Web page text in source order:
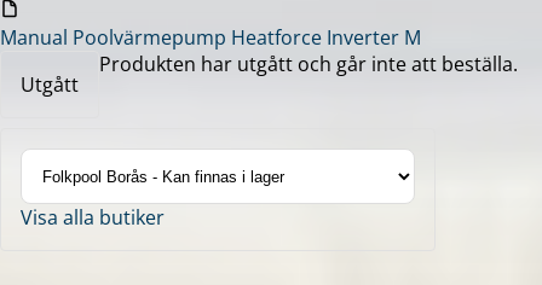
Manual Poolvärmepump Heatforce Inverter M
Utgått
Produkten har utgått och går inte att beställa.
Visa alla butiker